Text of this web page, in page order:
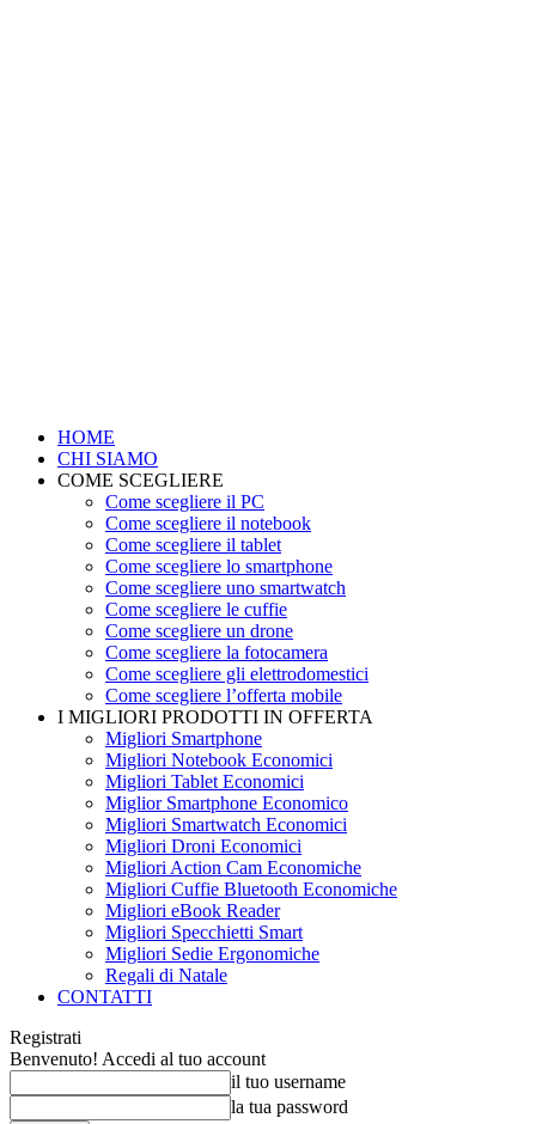
HOME
CHI SIAMO
COME SCEGLIERE
Come scegliere il PC
Come scegliere il notebook
Come scegliere il tablet
Come scegliere lo smartphone
Come scegliere uno smartwatch
Come scegliere le cuffie
Come scegliere un drone
Come scegliere la fotocamera
Come scegliere gli elettrodomestici
Come scegliere l’offerta mobile
I MIGLIORI PRODOTTI IN OFFERTA
Migliori Smartphone
Migliori Notebook Economici
Migliori Tablet Economici
Miglior Smartphone Economico
Migliori Smartwatch Economici
Migliori Droni Economici
Migliori Action Cam Economiche
Migliori Cuffie Bluetooth Economiche
Migliori eBook Reader
Migliori Specchietti Smart
Migliori Sedie Ergonomiche
Regali di Natale
CONTATTI
Registrati
Benvenuto! Accedi al tuo account
il tuo username
la tua password